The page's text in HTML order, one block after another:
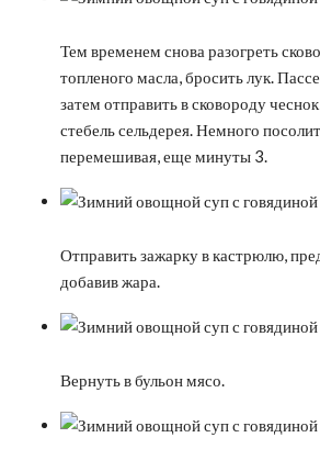
Тем временем снова разогреть
топленого масла, бросить лук.
затем отправить в сковороду
стебель сельдерея. Немного
перемешивая, еще минуты 3.
Отправить зажарку в кастрюлю,
добавив жара.
Вернуть в бульон мясо.